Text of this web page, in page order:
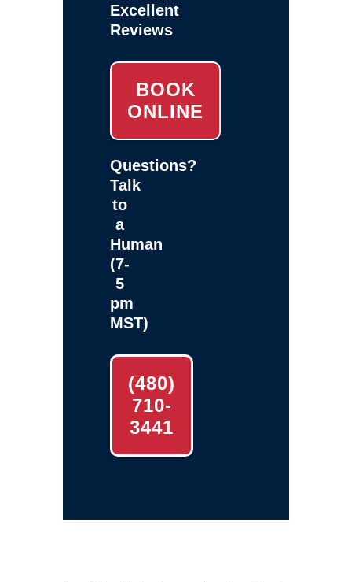
Excellent
Reviews
BOOK
ONLINE
Questions?
Talk
to
a
Human
(7-
5
pm
MST)
(480)
710-
3441